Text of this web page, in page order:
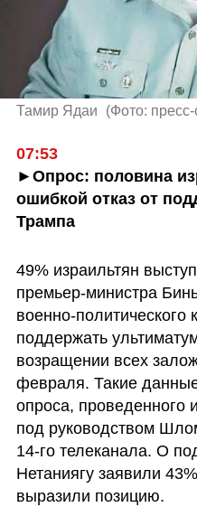
Тамир Ядаи (Фото:
07:53
►Опрос: половина
ошибкой отказ от
Трампа
49% израильтян
премьер-министра
военно-политического
поддержать
возращении всех
февраля. Такие
опроса, проведенного
под руководством
14-го телеканала. О
Нетаниягу заявили
выразили позицию.